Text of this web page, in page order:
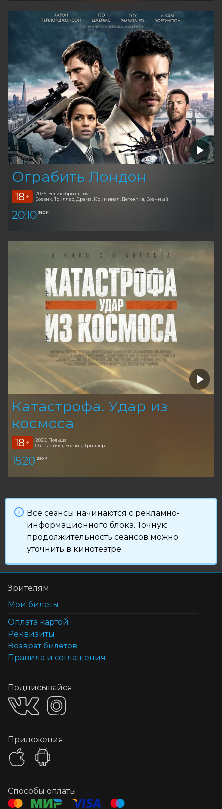
Ограбить Лондон
18 +
2025, Великобритания
Боевик, Триллер, Драма, Криминал, Детектив, Военный
20:10 380 ₽
Катастрофа. Удар из
космоса
18 +
2026, Польша
Фантастика, Боевик, Триллер
15:20 290 ₽
Все сеансы начинаются с рекламно-
информационного блока. Точную
продолжительность сеансов можно
уточнить в кинотеатре
Зрителям
Мои билеты
Оплата картой
Реквизиты
Возврат билетов
Правила и соглашения
Подписывайся
Приложения
Способы оплаты